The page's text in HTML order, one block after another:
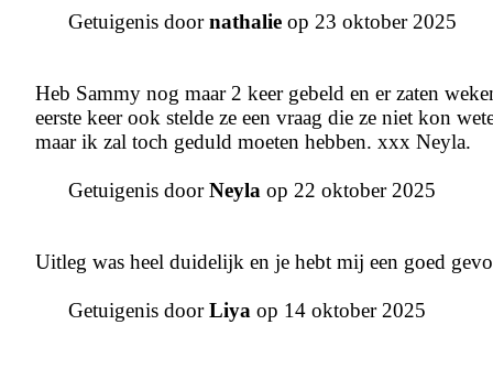
Getuigenis doornathalie op 23 oktober 2025
Heb Sammy nog maar 2 keer gebeld en er zaten
eerste keer ook stelde ze een vraag die ze niet kon
maar ik zal toch geduld moeten hebben. xxx Neyla.
Getuigenis doorNeyla op 22 oktober 2025
Uitleg was heel duidelijk en je hebt mij een goed
Getuigenis doorLiya op 14 oktober 2025